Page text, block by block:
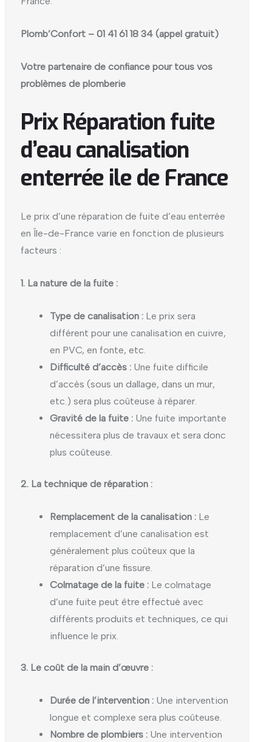
Plomb’Confort – 01 41 61 18 34 (appel gratuit)
Votre partenaire de confiance pour tous vos
problèmes de plomberie
Prix Réparation fuite
d’eau canalisation
enterrée ile de France
Le prix d’une réparation de fuite d’eau enterrée
en Île-de-France varie en fonction de plusieurs
facteurs :
1. La nature de la fuite :
Type de canalisation : Le prix sera
différent pour une canalisation en cuivre,
en PVC, en fonte, etc.
Difficulté d’accès : Une fuite difficile
d’accès (sous un dallage, dans un mur,
etc.) sera plus coûteuse à réparer.
Gravité de la fuite : Une fuite importante
nécessitera plus de travaux et sera donc
plus coûteuse.
2. La technique de réparation :
Remplacement de la canalisation : Le
remplacement d’une canalisation est
généralement plus coûteux que la
réparation d’une fissure.
Colmatage de la fuite : Le colmatage
d’une fuite peut être effectué avec
différents produits et techniques, ce qui
influence le prix.
3. Le coût de la main d’œuvre :
Durée de l’intervention : Une intervention
longue et complexe sera plus coûteuse.
Nombre de plombiers : Une intervention